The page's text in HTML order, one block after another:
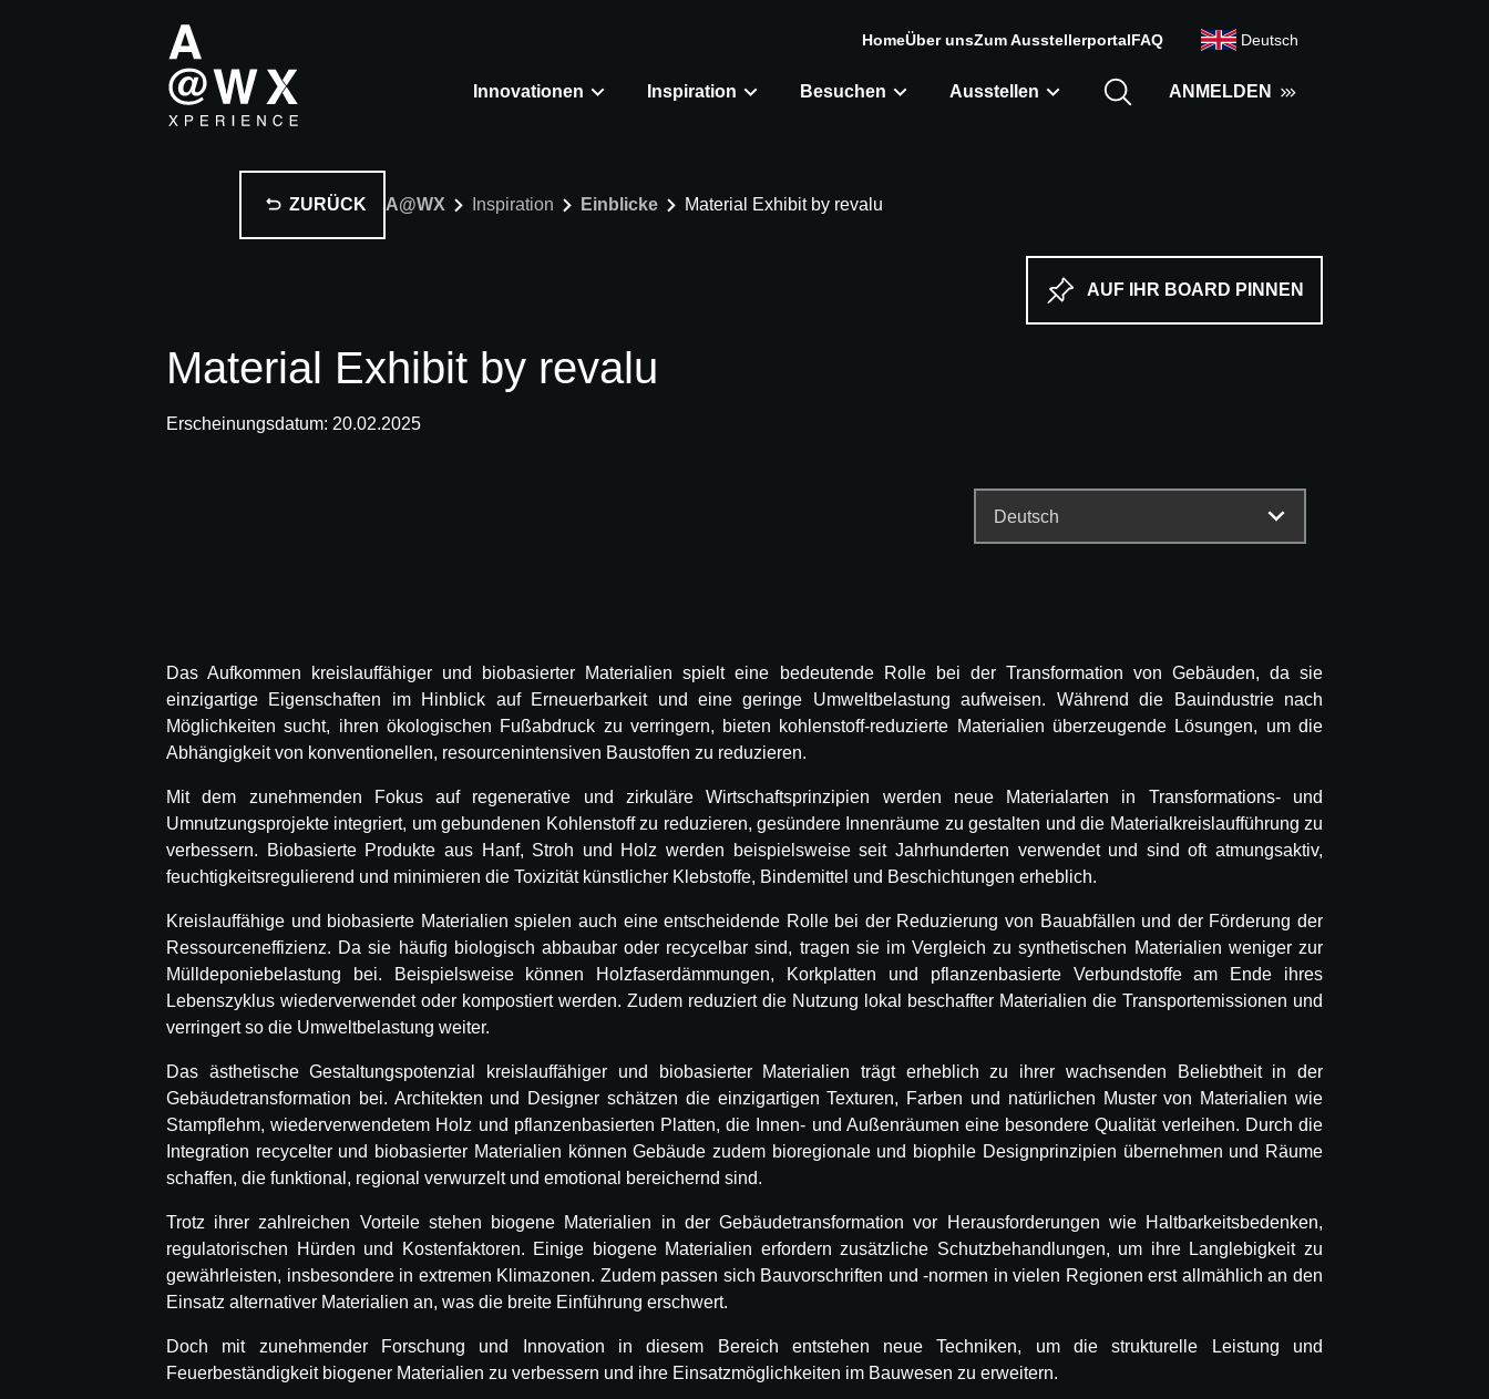
Innovationen Inspiration Besuchen Ausstellen ANMELDEN
HomeÜber unsZum AusstellerportalFAQ Deutsch
ZURÜCK A@WX Inspiration Einblicke Material Exhibit by revalu
AUF IHR BOARD PINNEN
Material Exhibit by revalu
Erscheinungsdatum: 20.02.2025
Das Aufkommen kreislauffähiger und biobasierter Materialien spielt eine bedeutende Rolle bei der Transformation von Gebäuden, da sie
einzigartige Eigenschaften im Hinblick auf Erneuerbarkeit und eine geringe Umweltbelastung aufweisen. Während die Bauindustrie nach
Möglichkeiten sucht, ihren ökologischen Fußabdruck zu verringern, bieten kohlenstoff-reduzierte Materialien überzeugende Lösungen, um die
Abhängigkeit von konventionellen, resourcenintensiven Baustoffen zu reduzieren.
Mit dem zunehmenden Fokus auf regenerative und zirkuläre Wirtschaftsprinzipien werden neue Materialarten in Transformations- und
Umnutzungsprojekte integriert, um gebundenen Kohlenstoff zu reduzieren, gesündere Innenräume zu gestalten und die Materialkreislaufführung zu
verbessern. Biobasierte Produkte aus Hanf, Stroh und Holz werden beispielsweise seit Jahrhunderten verwendet und sind oft atmungsaktiv,
feuchtigkeitsregulierend und minimieren die Toxizität künstlicher Klebstoffe, Bindemittel und Beschichtungen erheblich.
Kreislauffähige und biobasierte Materialien spielen auch eine entscheidende Rolle bei der Reduzierung von Bauabfällen und der Förderung der
Ressourceneffizienz. Da sie häufig biologisch abbaubar oder recycelbar sind, tragen sie im Vergleich zu synthetischen Materialien weniger zur
Mülldeponiebelastung bei. Beispielsweise können Holzfaserdämmungen, Korkplatten und pflanzenbasierte Verbundstoffe am Ende ihres
Lebenszyklus wiederverwendet oder kompostiert werden. Zudem reduziert die Nutzung lokal beschaffter Materialien die Transportemissionen und
verringert so die Umweltbelastung weiter.
Das ästhetische Gestaltungspotenzial kreislauffähiger und biobasierter Materialien trägt erheblich zu ihrer wachsenden Beliebtheit in der
Gebäudetransformation bei. Architekten und Designer schätzen die einzigartigen Texturen, Farben und natürlichen Muster von Materialien wie
Stampflehm, wiederverwendetem Holz und pflanzenbasierten Platten, die Innen- und Außenräumen eine besondere Qualität verleihen. Durch die
Integration recycelter und biobasierter Materialien können Gebäude zudem bioregionale und biophile Designprinzipien übernehmen und Räume
schaffen, die funktional, regional verwurzelt und emotional bereichernd sind.
Trotz ihrer zahlreichen Vorteile stehen biogene Materialien in der Gebäudetransformation vor Herausforderungen wie Haltbarkeitsbedenken,
regulatorischen Hürden und Kostenfaktoren. Einige biogene Materialien erfordern zusätzliche Schutzbehandlungen, um ihre Langlebigkeit zu
gewährleisten, insbesondere in extremen Klimazonen. Zudem passen sich Bauvorschriften und -normen in vielen Regionen erst allmählich an den
Einsatz alternativer Materialien an, was die breite Einführung erschwert.
Doch mit zunehmender Forschung und Innovation in diesem Bereich entstehen neue Techniken, um die strukturelle Leistung und
Feuerbeständigkeit biogener Materialien zu verbessern und ihre Einsatzmöglichkeiten im Bauwesen zu erweitern.